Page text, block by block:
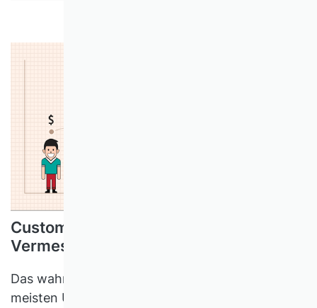
Customer Lifetime Value und die
Vermessung der Kundenbeziehung
Das wahre Gewinnpotenzial steckt für die
meisten Unternehmen nicht in einzelnen